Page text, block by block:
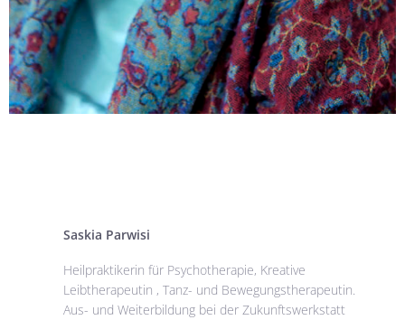
Saskia Parwisi
Heilpraktikerin für Psychotherapie, Kreative
Leibtherapeutin , Tanz- und Bewegungstherapeutin.
Aus- und Weiterbildung bei der Zukunftswerkstatt